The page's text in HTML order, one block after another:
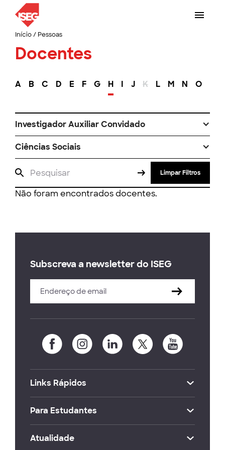
Início/ Pessoas
Docentes
A B C D E F G H I J K L M N O
Investigador Auxiliar Convidado
Ciências Sociais
Limpar Filtros
Não foram encontrados docentes.
Subscreva a newsletter do ISEG
Links Rápidos
Para Estudantes
Atualidade